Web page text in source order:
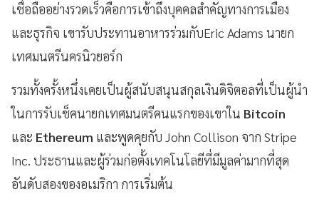
เชื่อถืออย่างรวดเร็วคือการเข้าถึงบุคคลสำคัญทางการเมือง
และธุรกิจ เขารับประทานอาหารร่วมกับEric Adams นายก
เทศมนตรีนครนิวยอร์ก
รวมทั้งครั้งหนึ่งเคยเป็นผู้สนับสนุนสกุลเงินดิจิตอลที่เป็นผู้นำ
ในการรับเช็คนายกเทศมนตรีคนแรกของเขาใน Bitcoin
และ Ethereum และพูดคุยกับ John Collison จาก Stripe
Inc. ประธานและผู้ร่วมก่อตั้งเทคโนโลยีที่มีมูลค่ามากที่สุด
อันดับสองของอเมริกา การเริ่มต้น